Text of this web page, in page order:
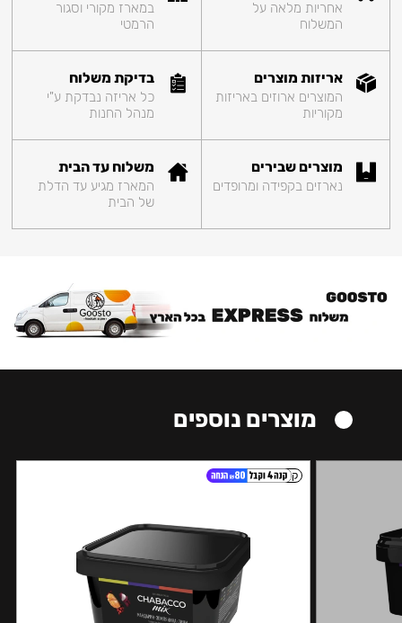
אחריות מלאה על
המשלוח
במארז מקורי וסגור
הרמטי
אריזות מוצרים
המוצרים ארוזים באריזות
מקוריות
בדיקת משלוח
כל אריזה נבדקת ע"י
מנהל החנות
מוצרים שבירים
נארזים בקפידה ומרופדים
משלוח עד הבית
המארז מגיע עד הדלת
של הבית
מוצרים נוספים
קל